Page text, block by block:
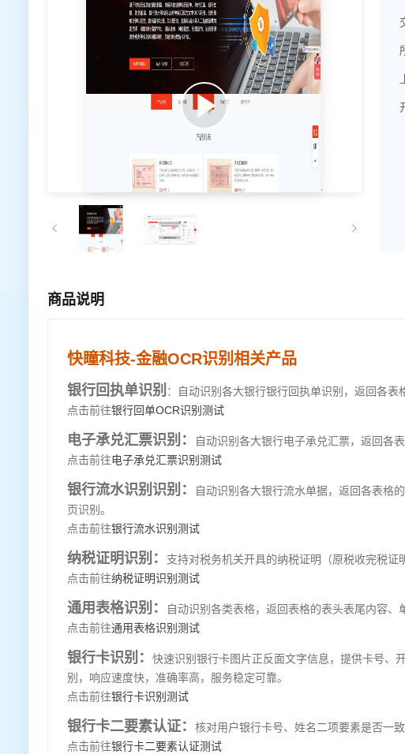
商品说明
快瞳科技-金融OCR识别相关产品
银行回执单识别 ：自动识别各大银行银行回执单识别，返回各表
点击前往银行回单OCR识别测试
电子承兑汇票识别：
自动识别各大银行电子承兑汇票，返回各
点击前往电子承兑汇票识别测试
银行流水识别识别：
自动识别各大银行流水单据，返回各表格
页识别。
点击前往银行流水识别测试
纳税证明识别：
支持对税务机关开具的纳税证明（原税收完税证
点击前往纳税证明识别测试
通用表格识别：
自动识别各类表格，返回表格的表头表尾内容、
点击前往通用表格识别测试
银行卡识别：
快速识别银行卡图片正反面文字信息，提供卡号、
别，响应速度快，准确率高，服务稳定可靠。
点击前往银行卡识别测试
银行卡二要素认证：
核对用户银行卡号、姓名二项要素是否一
点击前往银行卡二要素认证测试